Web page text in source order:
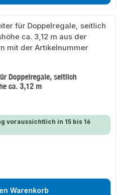
Doppelregale, seitlich
ca. 3,12 m
voraussichtlich in 15 bis 16
Warenkorb